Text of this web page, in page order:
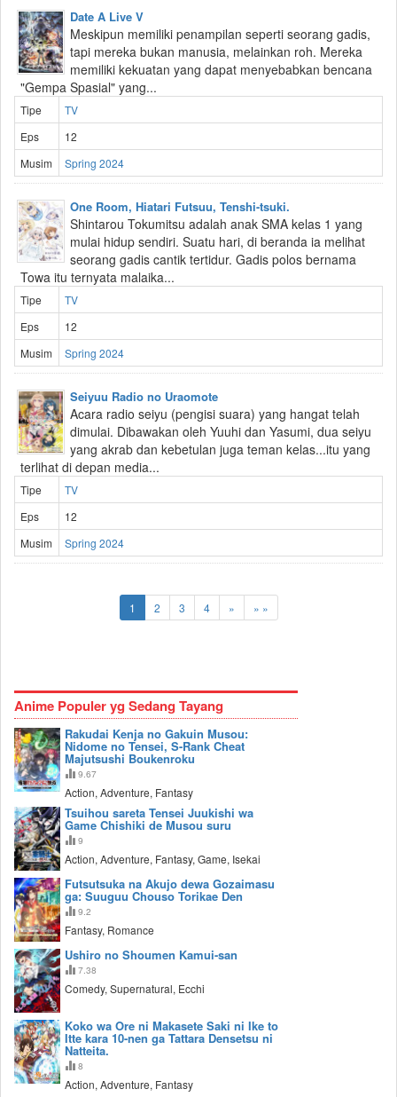
Date A Live V
Meskipun memiliki penampilan seperti seorang gadis,
tapi mereka bukan manusia, melainkan roh. Mereka
memiliki kekuatan yang dapat menyebabkan bencana
"Gempa Spasial" yang...
Tipe
TV
Eps
12
Musim
Spring 2024
One Room, Hiatari Futsuu, Tenshi-tsuki.
Shintarou Tokumitsu adalah anak SMA kelas 1 yang
mulai hidup sendiri. Suatu hari, di beranda ia melihat
seorang gadis cantik tertidur. Gadis polos bernama
Towa itu ternyata malaika...
Tipe
TV
Eps
12
Musim
Spring 2024
Seiyuu Radio no Uraomote
Acara radio seiyu (pengisi suara) yang hangat telah
dimulai. Dibawakan oleh Yuuhi dan Yasumi, dua seiyu
yang akrab dan kebetulan juga teman kelas...itu yang
terlihat di depan media...
Tipe
TV
Eps
12
Musim
Spring 2024
1 2 3 4 » » »
Anime Populer yg Sedang Tayang
Rakudai Kenja no Gakuin Musou:
Nidome no Tensei, S-Rank Cheat
Majutsushi Boukenroku
9.67
Action, Adventure, Fantasy
Tsuihou sareta Tensei Juukishi wa
Game Chishiki de Musou suru
9
Action, Adventure, Fantasy, Game, Isekai
Futsutsuka na Akujo dewa Gozaimasu
ga: Suuguu Chouso Torikae Den
9.2
Fantasy, Romance
Ushiro no Shoumen Kamui-san
7.38
Comedy, Supernatural, Ecchi
Koko wa Ore ni Makasete Saki ni Ike to
Itte kara 10-nen ga Tattara Densetsu ni
Natteita.
8
Action, Adventure, Fantasy